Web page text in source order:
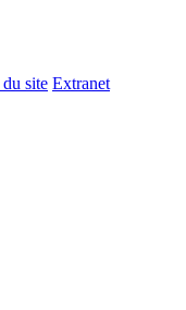
site Extranet